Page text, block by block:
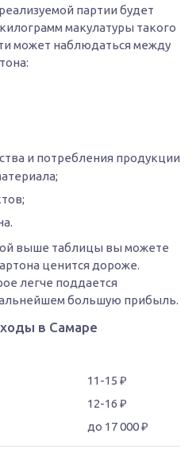
партии будет
макулатуры такого
может наблюдаться между
и потребления продукции
выше таблицы вы можете
ценится дороже.
легче поддается
большую прибыль.
в Самаре
11-15 ₽
12-16 ₽
до 17 000 ₽